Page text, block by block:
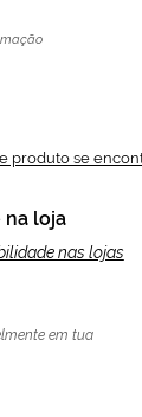
produto se
na loja
nas lojas
em tua